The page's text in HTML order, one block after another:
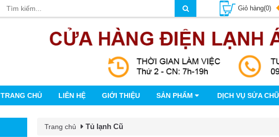
Giỏ hàng(0)
TRANG CHỦ LIÊN HỆ GIỚI THIỆU SẢN PHẨM DỊCH VỤ SỬA
Trang chủ Tủ lạnh Cũ